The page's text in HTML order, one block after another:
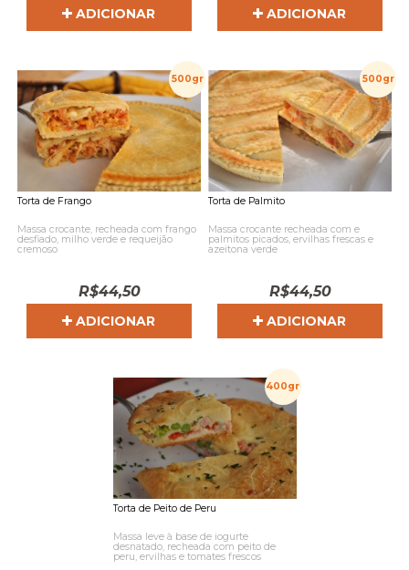
ADICIONAR ADICIONAR
500gr
Torta de Frango
Massa crocante, recheada com frango
desfiado, milho verde e requeijão
cremoso
R$44,50
ADICIONAR
500gr
Torta de Palmito
Massa crocante recheada com e
palmitos picados, ervilhas frescas e
azeitona verde
R$44,50
ADICIONAR
400gr
Torta de Peito de Peru
Massa leve à base de iogurte
desnatado, recheada com peito de
peru, ervilhas e tomates frescos